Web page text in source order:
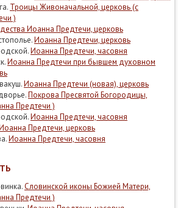
Троицы Живоначальной, церковь (с
)
Иоанна Предтечи, церковь
Иоанна Предтечи, церковь
Иоанна Предтечи, часовня
Иоанна Предтечи при бывшем духовном
Иоанна Предтечи (новая), церковь
Покрова Пресвятой Богородицы,
Предтечи )
Иоанна Предтечи, часовня
Предтечи, церковь
Иоанна Предтечи, часовня
Словинской иконы Божией Матери,
Предтечи )